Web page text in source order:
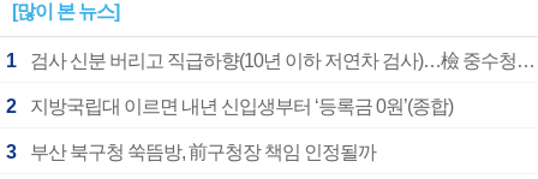
[많이 본 뉴스]
1 검사 신분 버리고 직급하향(10년 이하 저연차 검사)…檢 중수청행 기피
2 지방국립대 이르면 내년 신입생부터 ‘등록금 0원’(종합)
3 부산 북구청 쑥뜸방, 前구청장 책임 인정될까